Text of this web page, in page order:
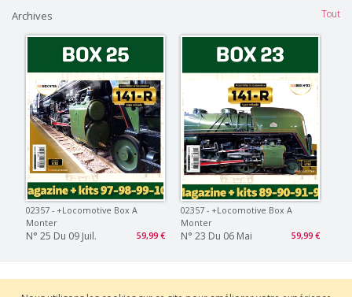
Archives Tout
02357 - +locomotive Box A
Monter
N° 25 Du 09 Juil. 59,99 €
02357 - +locomotive Box A
Monter
N° 23 Du 06 Mai 59,99 €